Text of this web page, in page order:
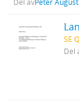
SE
Del